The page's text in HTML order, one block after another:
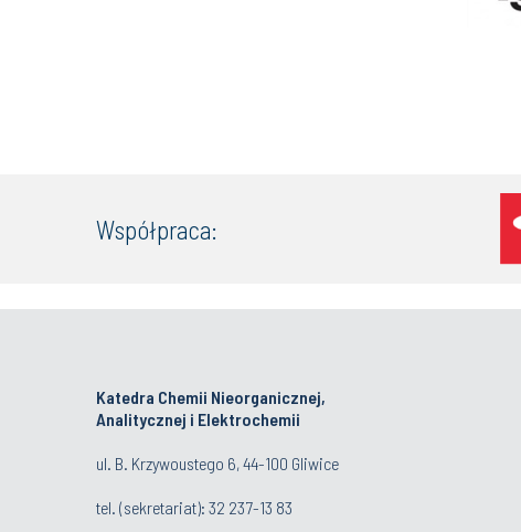
Współpraca:
Katedra Chemii Nieorganicznej,
Analitycznej i Elektrochemii
ul. B. Krzywoustego 6, 44-100 Gliwice
tel. (sekretariat): 32 237-13 83